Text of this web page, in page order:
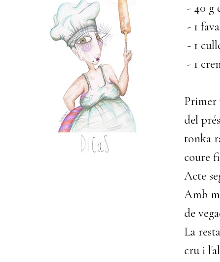
- 40 g
- 1
- 1
- 1
Primer
del
tonka
coure
Acte
Amb
de
La
cru i